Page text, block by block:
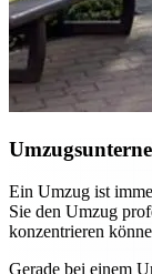
Ein Umzug ist
Sie den Umzug
konzentrieren
Gerade bei einem